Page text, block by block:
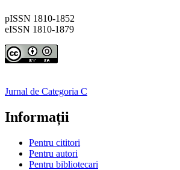
pISSN 1810-1852
eISSN 1810-1879
Jurnal de Categoria C
Informații
Pentru cititori
Pentru autori
Pentru bibliotecari